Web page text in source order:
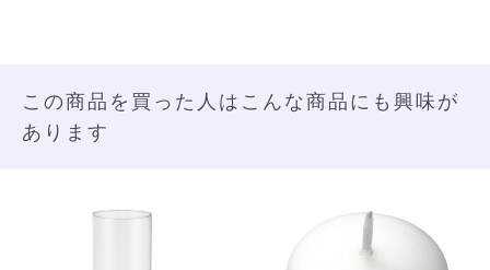
この商品を買った人はこんな商品にも興味が
あります